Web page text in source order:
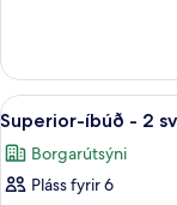
reyklaust
íbúð
2
svefnherbergi
-
reyklaust
Skoða
allar
myndir
fyrir
10
Superior-íbúð - 2
Borgarútsýni
Pláss fyrir 6